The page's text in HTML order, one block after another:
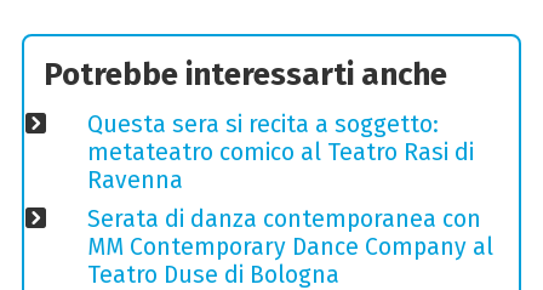
Potrebbe interessarti anche
Questa sera si recita a soggetto:
metateatro comico al Teatro Rasi di
Ravenna
Serata di danza contemporanea con
MM Contemporary Dance Company al
Teatro Duse di Bologna